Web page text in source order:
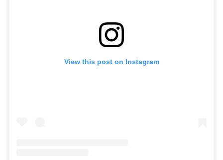
View this post on Instagram